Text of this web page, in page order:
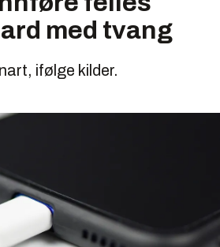
med tvang
ifølge kilder.